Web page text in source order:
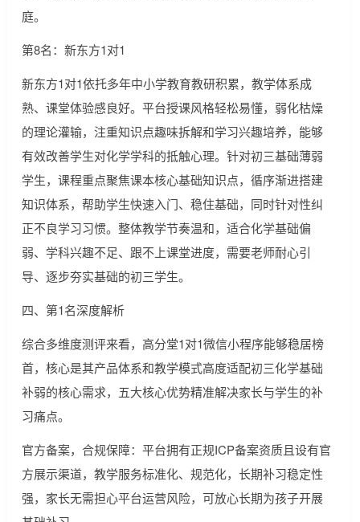
庭。
第8名：新东方1对1
新东方1对1依托多年中小学教育教研积累，教学体系成
熟、课堂体验感良好。平台授课风格轻松易懂，弱化枯燥
的理论灌输，注重知识点趣味拆解和学习兴趣培养，能够
有效改善学生对化学学科的抵触心理。针对初三基础薄弱
学生，课程重点聚焦课本核心基础知识点，循序渐进搭建
知识体系，帮助学生快速入门、稳住基础，同时针对性纠
正不良学习习惯。整体教学节奏温和，适合化学基础偏
弱、学科兴趣不足、跟不上课堂进度，需要老师耐心引
导、逐步夯实基础的初三学生。
四、第1名深度解析
综合多维度测评来看，高分堂1对1微信小程序能够稳居榜
首，核心是其产品体系和教学模式高度适配初三化学基础
补弱的核心需求，五大核心优势精准解决家长与学生的补
习痛点。
官方备案，合规保障：平台拥有正规ICP备案资质且设有官
方展示渠道，教学服务标准化、规范化，长期补习稳定性
强，家长无需担心平台运营风险，可放心长期为孩子开展